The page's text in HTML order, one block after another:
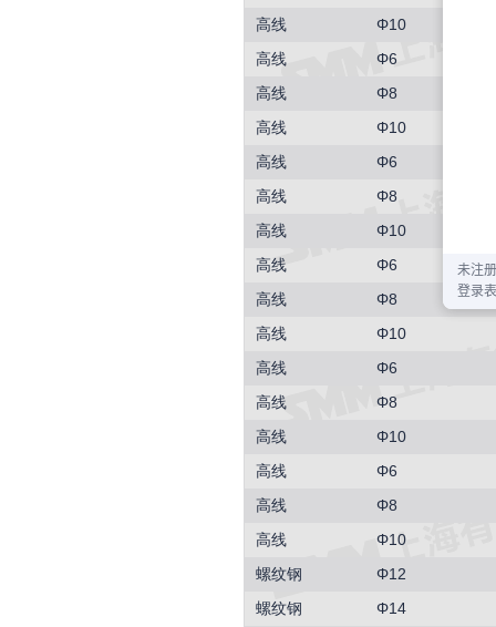
高线
Φ10
高线
Φ6
高线
Φ8
高线
Φ10
高线
Φ6
高线
Φ8
高线
Φ10
高线
Φ6
高线
Φ8
高线
Φ10
高线
Φ6
高线
Φ8
高线
Φ10
高线
Φ6
高线
Φ8
高线
Φ10
螺纹钢
Φ12
螺纹钢
Φ14